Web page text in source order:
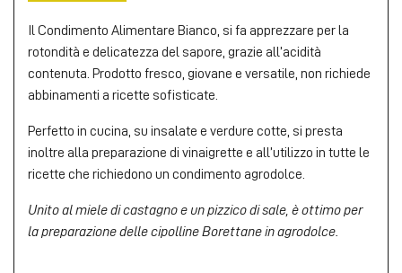
Il Condimento Alimentare Bianco, si fa apprezzare per la
rotondità e delicatezza del sapore, grazie all’acidità
contenuta. Prodotto fresco, giovane e versatile, non richiede
abbinamenti a ricette sofisticate.
Perfetto in cucina, su insalate e verdure cotte, si presta
inoltre alla preparazione di vinaigrette e all’utilizzo in tutte le
ricette che richiedono un condimento agrodolce.
Unito al miele di castagno e un pizzico di sale, è ottimo per
la preparazione delle cipolline Borettane in agrodolce.